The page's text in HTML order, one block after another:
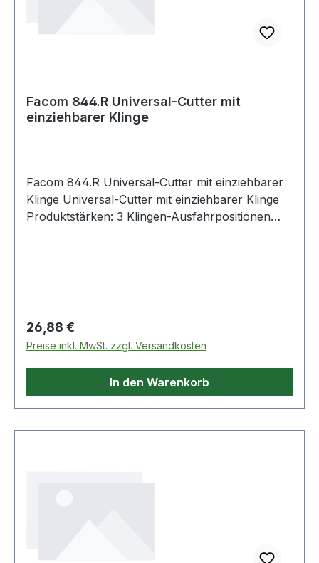
Facom 844.R Universal-Cutter mit
einziehbarer Klinge
Facom 844.R Universal-Cutter mit einziehbarer
Klinge Universal-Cutter mit einziehbarer Klinge
Produktstärken: 3 Klingen-Ausfahrpositionen
Regulärer Preis:
26,88 €
Preise inkl. MwSt. zzgl. Versandkosten
In den Warenkorb